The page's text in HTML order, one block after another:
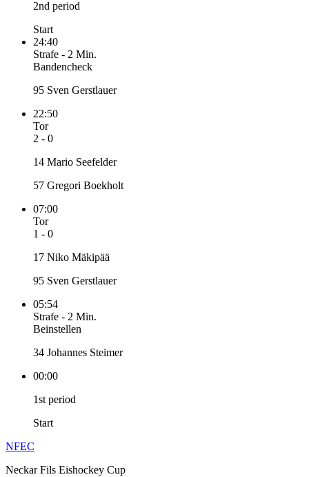
2nd period
Start
24:40
Strafe - 2 Min.
Bandencheck
95 Sven Gerstlauer
22:50
Tor
2 - 0
14 Mario Seefelder
57 Gregori Boekholt
07:00
Tor
1 - 0
17 Niko Mäkipää
95 Sven Gerstlauer
05:54
Strafe - 2 Min.
Beinstellen
34 Johannes Steimer
00:00
1st period
Start
NFEC
Neckar Fils Eishockey Cup